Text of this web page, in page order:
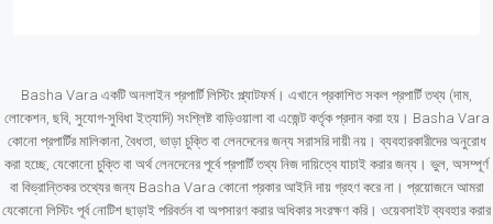
Basha Vara একটি অনলাইন প্রপার্টি লিস্টিং প্ল্যাটফর্ম। এখানে প্রকাশিত সকল প্রপার্টি তথ্য (দাম,
লোকেশন, ছবি, সুযোগ-সুবিধা ইত্যাদি) সংশ্লিষ্ট বাড়িওয়ালা বা এজেন্ট কর্তৃক প্রদান করা হয়। Basha Vara
কোনো প্রপার্টির মালিকানা, বৈধতা, ভাড়া চুক্তি বা লেনদেনের জন্য সরাসরি দায়ী নয়। ব্যবহারকারীদের অনুরোধ
করা হচ্ছে, যেকোনো চুক্তি বা অর্থ লেনদেনের পূর্বে প্রপার্টি তথ্য নিজ দায়িত্বে যাচাই করার জন্য। ভুল, অসম্পূর্ণ
বা বিভ্রান্তিকর তথ্যের জন্য Basha Vara কোনো প্রকার আইনি দায় গ্রহণ করে না। প্রয়োজনে আমরা
যেকোনো লিস্টিং পূর্ব নোটিশ ছাড়াই পরিবর্তন বা অপসারণ করার অধিকার সংরক্ষণ করি। ওয়েবসাইট ব্যবহার করার